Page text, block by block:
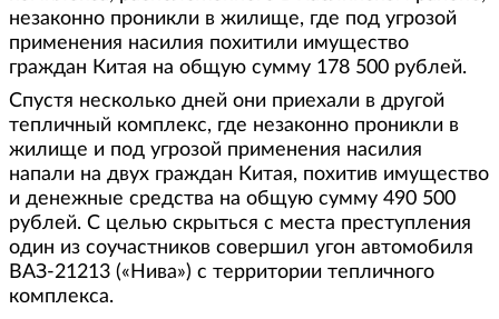
незаконно проникли в жилище, где под угрозой
применения насилия похитили имущество
граждан Китая на общую сумму 178 500 рублей.
Спустя несколько дней они приехали в другой
тепличный комплекс, где незаконно проникли в
жилище и под угрозой применения насилия
напали на двух граждан Китая, похитив имущество
и денежные средства на общую сумму 490 500
рублей. С целью скрыться с места преступления
один из соучастников совершил угон автомобиля
ВАЗ-21213 («Нива») с территории тепличного
комплекса.